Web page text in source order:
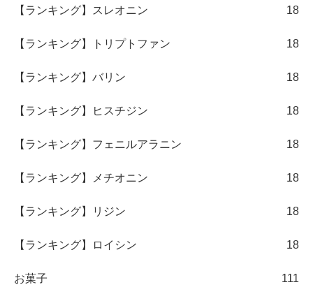
【ランキング】スレオニン 18
【ランキング】トリプトファン 18
【ランキング】バリン 18
【ランキング】ヒスチジン 18
【ランキング】フェニルアラニン 18
【ランキング】メチオニン 18
【ランキング】リジン 18
【ランキング】ロイシン 18
お菓子 111